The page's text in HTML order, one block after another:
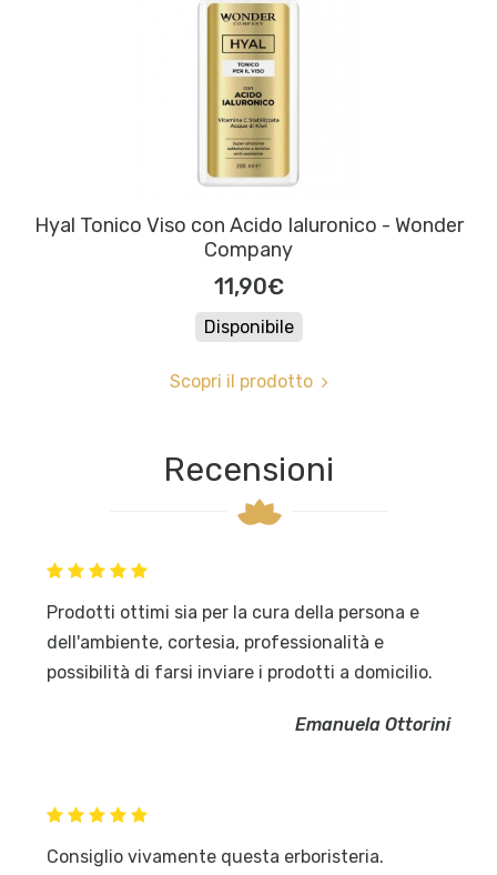
Hyal Tonico Viso con Acido Ialuronico - Wonder
Company
11,90€
Disponibile
Scopri il prodotto
Recensioni
Prodotti ottimi sia per la cura della persona e
dell'ambiente, cortesia, professionalità e
possibilità di farsi inviare i prodotti a domicilio.
Emanuela Ottorini
Consiglio vivamente questa erboristeria.